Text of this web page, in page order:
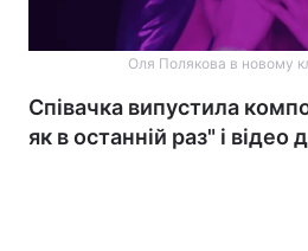
Оля Полякова в новому
Співачка випустила
як в останній раз" і відео